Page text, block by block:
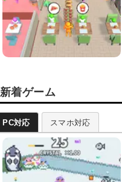
新着ゲーム
PC対応 スマホ対応